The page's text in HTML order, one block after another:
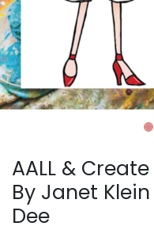
AALL &
By Janet
Dee